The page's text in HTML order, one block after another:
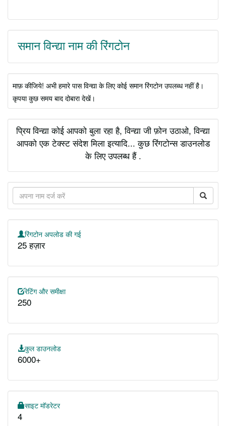
समान विन्द्या नाम की रिंगटोन
माफ़ कीजिये! अभी हमारे पास विन्द्या के लिए कोई समान रिंगटोन उपलब्ध नहीं है।
कृपया कुछ समय बाद दोबारा देखें।
प्रिय विन्द्या कोई आपको बुला रहा है, विन्द्या जी फ़ोन उठाओ, विन्द्या
आपको एक टेक्स्ट संदेश मिला इत्यादि... कुछ रिंगटोन्स डाउनलोड
के लिए उपलब्ध हैं .
रिंगटोन अपलोड की गई
25 हज़ार
रेटिंग और समीक्षा
250
कुल डाउनलोड
6000+
साइट मॉडरेटर
4